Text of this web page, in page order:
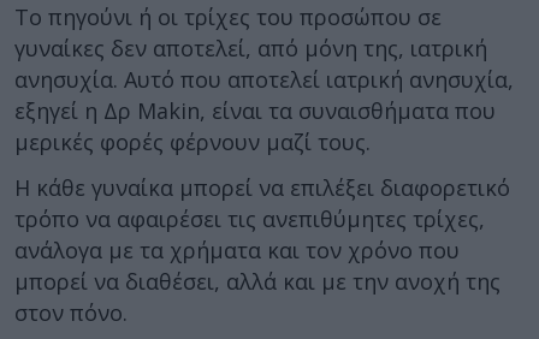
Το πηγούνι ή οι τρίχες του προσώπου σε
γυναίκες δεν αποτελεί, από μόνη της, ιατρική
ανησυχία. Αυτό που αποτελεί ιατρική ανησυχία,
εξηγεί η Δρ Makin, είναι τα συναισθήματα που
μερικές φορές φέρνουν μαζί τους.
Η κάθε γυναίκα μπορεί να επιλέξει διαφορετικό
τρόπο να αφαιρέσει τις ανεπιθύμητες τρίχες,
ανάλογα με τα χρήματα και τον χρόνο που
μπορεί να διαθέσει, αλλά και με την ανοχή της
στον πόνο.